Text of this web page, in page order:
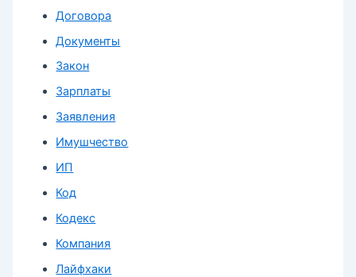
Договора
Документы
Закон
Зарплаты
Заявления
Имушчество
ИП
Код
Кодекс
Компания
Лайфхаки